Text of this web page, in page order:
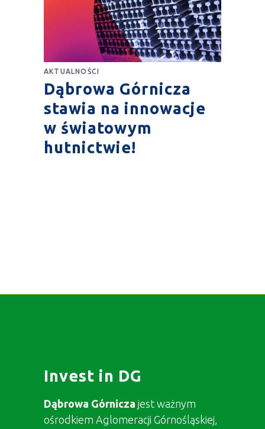
AKTUALNOŚCI
Dąbrowa Górnicza
stawia na innowacje
w światowym
hutnictwie!
Invest in DG
Dąbrowa Górnicza jest ważnym
ośrodkiem Aglomeracji Górnośląskiej,